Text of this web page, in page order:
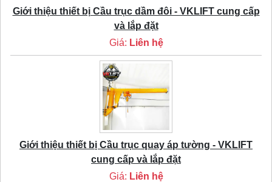
Giới thiệu thiết bị Cầu trục dầm đôi - VKLIFT cung cấp
và lắp đặt
Giá: Liên hệ
Giới thiệu thiết bị Cầu trục quay áp tường - VKLIFT
cung cấp và lắp đặt
Giá: Liên hệ